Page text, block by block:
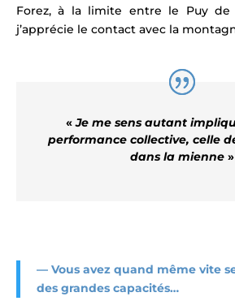
Forez, à la limite entre le Puy
j’apprécie le contact avec la
«Je me sens autant
performance collective, celle
dans la mienne »
— Vous avez quand même vite
des grandes capacités…